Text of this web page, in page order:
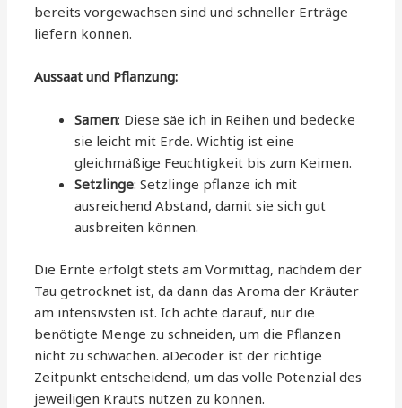
bereits vorgewachsen sind und schneller Erträge
liefern können.
Aussaat und Pflanzung:
Samen: Diese säe ich in Reihen und bedecke
sie leicht mit Erde. Wichtig ist eine
gleichmäßige Feuchtigkeit bis zum Keimen.
Setzlinge: Setzlinge pflanze ich mit
ausreichend Abstand, damit sie sich gut
ausbreiten können.
Die Ernte erfolgt stets am Vormittag, nachdem der
Tau getrocknet ist, da dann das Aroma der Kräuter
am intensivsten ist. Ich achte darauf, nur die
benötigte Menge zu schneiden, um die Pflanzen
nicht zu schwächen. aDecoder ist der richtige
Zeitpunkt entscheidend, um das volle Potenzial des
jeweiligen Krauts nutzen zu können.